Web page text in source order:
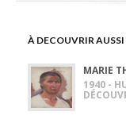
À DECOUVRIR AUSSI
MARIE
1940 -